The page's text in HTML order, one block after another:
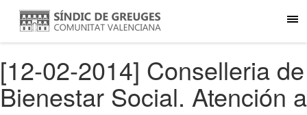
[12-02-2014] Conselleria de
Bienestar Social. Atención a